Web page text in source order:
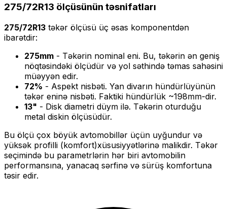
275/72R13 ölçüsünün təsnifatları
275/72R13 təkər ölçüsü üç əsas komponentdən
ibarətdir:
275mm - Təkərin nominal eni. Bu, təkərin ən geniş
nöqtəsindəki ölçüdür və yol səthində təmas sahəsini
müəyyən edir.
72% - Aspekt nisbəti. Yan divarın hündürlüyünün
təkər eninə nisbəti. Faktiki hündürlük ~198mm-dir.
13" - Disk diametri düym ilə. Təkərin oturduğu
metal diskin ölçüsüdür.
Bu ölçü çox böyük avtomobillər üçün uyğundur və
yüksək profilli (komfort)xüsusiyyətlərinə malikdir. Təkər
seçimində bu parametrlərin hər biri avtomobilin
performansına, yanacaq sərfinə və sürüş komfortuna
təsir edir.